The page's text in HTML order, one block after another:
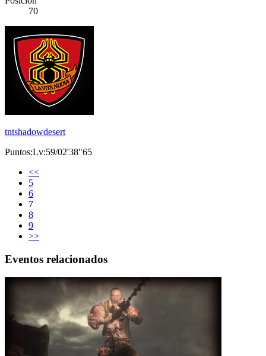
70
tntshadowdesert
Puntos:Lv:59/02'38"65
<<
5
6
7
8
9
>>
Eventos relacionados